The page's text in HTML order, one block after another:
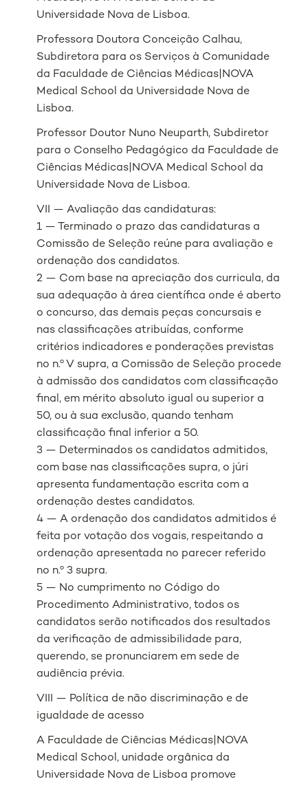
Universidade Nova de Lisboa.
Professora Doutora Conceição Calhau,
Subdiretora para os Serviços à Comunidade
da Faculdade de Ciências Médicas|NOVA
Medical School da Universidade Nova de
Lisboa.
Professor Doutor Nuno Neuparth, Subdiretor
para o Conselho Pedagógico da Faculdade de
Ciências Médicas|NOVA Medical School da
Universidade Nova de Lisboa.
VII — Avaliação das candidaturas:
1 — Terminado o prazo das candidaturas a
Comissão de Seleção reúne para avaliação e
ordenação dos candidatos.
2 — Com base na apreciação dos curricula, da
sua adequação à área científica onde é aberto
o concurso, das demais peças concursais e
nas classificações atribuídas, conforme
critérios indicadores e ponderações previstas
no n.º V supra, a Comissão de Seleção procede
à admissão dos candidatos com classificação
final, em mérito absoluto igual ou superior a
50, ou à sua exclusão, quando tenham
classificação final inferior a 50.
3 — Determinados os candidatos admitidos,
com base nas classificações supra, o júri
apresenta fundamentação escrita com a
ordenação destes candidatos.
4 — A ordenação dos candidatos admitidos é
feita por votação dos vogais, respeitando a
ordenação apresentada no parecer referido
no n.º 3 supra.
5 — No cumprimento no Código do
Procedimento Administrativo, todos os
candidatos serão notificados dos resultados
da verificação de admissibilidade para,
querendo, se pronunciarem em sede de
audiência prévia.
VIII — Política de não discriminação e de
igualdade de acesso
A Faculdade de Ciências Médicas|NOVA
Medical School, unidade orgânica da
Universidade Nova de Lisboa promove